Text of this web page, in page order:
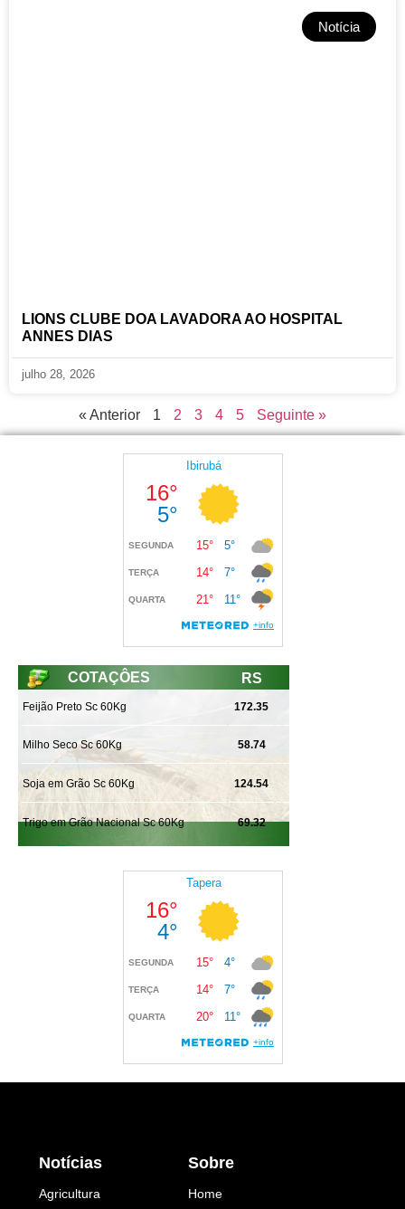
Notícia
LIONS CLUBE DOA LAVADORA AO HOSPITAL
ANNES DIAS
julho 28, 2026
« Anterior 1 2 3 4 5 Seguinte »
Notícias
Agricultura
Sobre
Home